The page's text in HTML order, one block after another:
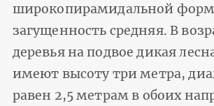
широкопирамидальной
загущенность средняя. В
деревья на подвое дикая
имеют высоту три метра,
равен 2,5 метрам в обоих